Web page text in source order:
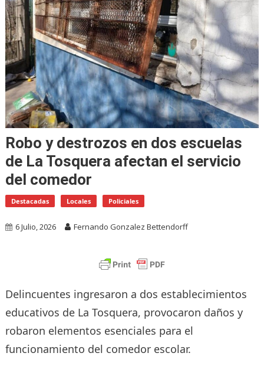
Robo y destrozos en dos escuelas
de La Tosquera afectan el servicio
del comedor
Destacadas Locales Policiales
6 Julio, 2026 Fernando Gonzalez Bettendorff
Delincuentes ingresaron a dos establecimientos
educativos de La Tosquera, provocaron daños y
robaron elementos esenciales para el
funcionamiento del comedor escolar.